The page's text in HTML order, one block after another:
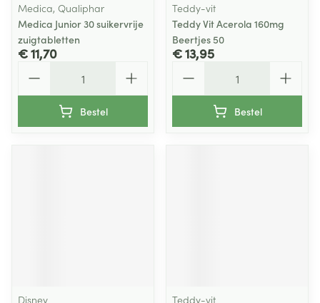
Medica, Qualiphar
Medica Junior 30 suikervrije
zuigtabletten
€ 11,70
Bestel
Teddy-vit
Teddy Vit Acerola 160mg
Beertjes 50
€ 13,95
Bestel
Disney Teddy-vit